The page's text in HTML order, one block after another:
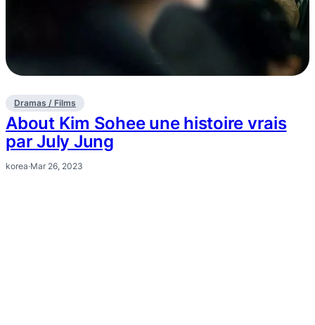
Dramas / Films
About Kim Sohee une histoire vrais
par July Jung
korea·Mar 26, 2023